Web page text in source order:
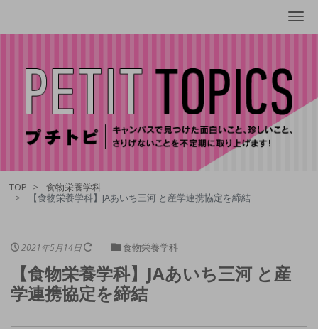
TOP
食物栄養学科
【食物栄養学科】JAあいち三河 と産学連携協定を締結
2021年5月14日 食物栄養学科
【食物栄養学科】JAあいち三河 と産
学連携協定を締結